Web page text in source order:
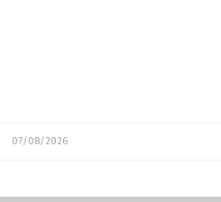
07/08/2026